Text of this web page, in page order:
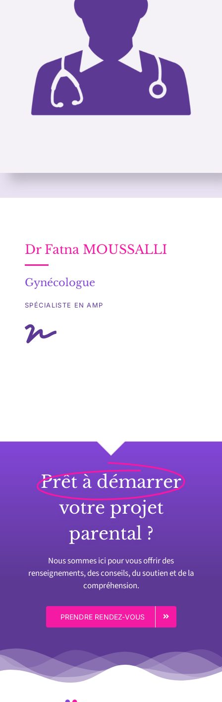
Dr Fatna MOUSSALLI
Gynécologue
SPÉCIALISTE EN AMP
Prêt à démarrer
votre projet
parental ?
Nous sommes ici pour vous offrir des
renseignements, des conseils, du soutien et de la
compréhension.
PRENDRE RENDEZ-VOUS